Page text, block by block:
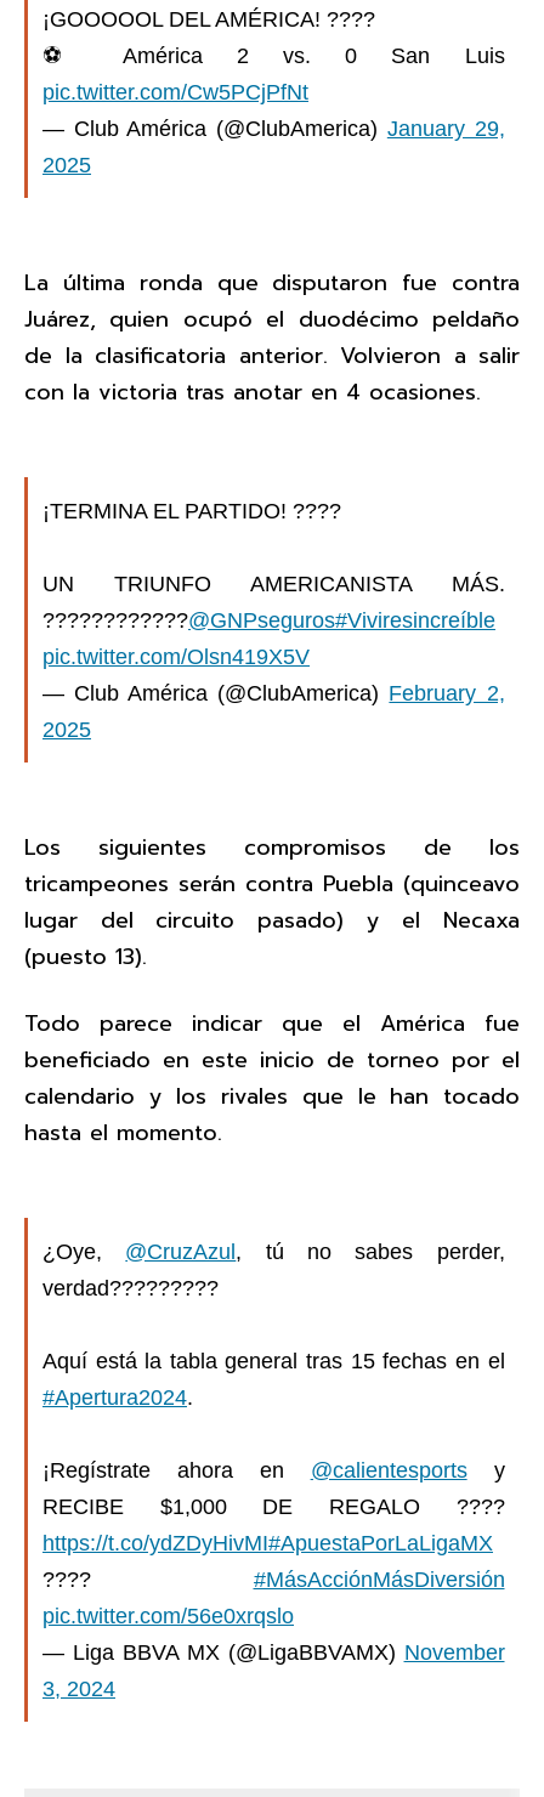
¡GOOOOOL DEL AMÉRICA! ????
⚽️ América 2 vs. 0 San Luis
pic.twitter.com/Cw5PCjPfNt
— Club América (@ClubAmerica) January 29,
2025
La última ronda que disputaron fue contra
Juárez, quien ocupó el duodécimo peldaño
de la clasificatoria anterior. Volvieron a salir
con la victoria tras anotar en 4 ocasiones.
¡TERMINA EL PARTIDO! ????
UN TRIUNFO AMERICANISTA MÁS.
????????????@GNPseguros#Viviresincreíble
pic.twitter.com/Olsn419X5V
— Club América (@ClubAmerica) February 2,
2025
Los siguientes compromisos de los
tricampeones serán contra Puebla (quinceavo
lugar del circuito pasado) y el Necaxa
(puesto 13).
Todo parece indicar que el América fue
beneficiado en este inicio de torneo por el
calendario y los rivales que le han tocado
hasta el momento.
¿Oye, @CruzAzul, tú no sabes perder,
verdad?????????
Aquí está la tabla general tras 15 fechas en el
#Apertura2024.
¡Regístrate ahora en @calientesportsy
RECIBE $1,000 DE REGALO ????
https://t.co/ydZDyHivMI#ApuestaPorLaLigaMX
???? #MásAcciónMásDiversión
pic.twitter.com/56e0xrqslo
— Liga BBVA MX (@LigaBBVAMX) November
3, 2024